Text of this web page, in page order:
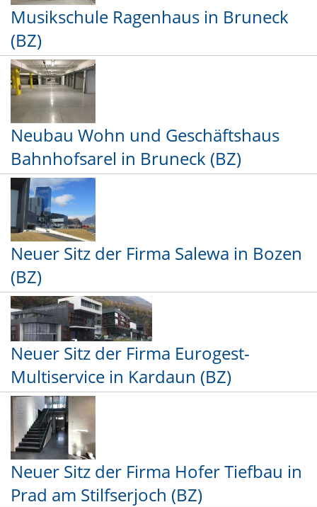
Musikschule Ragenhaus in Bruneck
(BZ)
Neubau Wohn und Geschäftshaus
Bahnhofsarel in Bruneck (BZ)
Neuer Sitz der Firma Salewa in Bozen
(BZ)
Neuer Sitz der Firma Eurogest-
Multiservice in Kardaun (BZ)
Neuer Sitz der Firma Hofer Tiefbau in
Prad am Stilfserjoch (BZ)